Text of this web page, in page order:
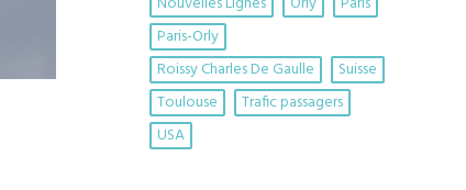
Paris-Orly
Roissy Charles De Gaulle
Suisse
Toulouse
Trafic passagers
USA